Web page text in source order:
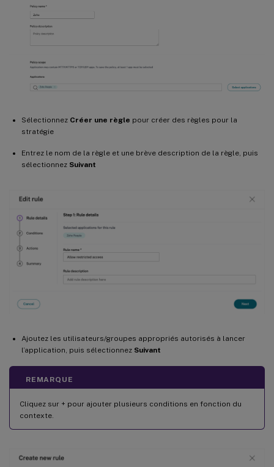
Sélectionnez Créer une règle pour créer des règles pour la
stratégie
Entrez le nom de la règle et une brève description de la règle, puis
sélectionnez Suivant
Ajoutez les utilisateurs/groupes appropriés autorisés à lancer
l’application, puis sélectionnez Suivant
REMARQUE
Cliquez sur + pour ajouter plusieurs conditions en fonction du
contexte.